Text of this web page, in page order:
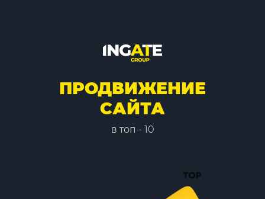
ПРОДВИЖЕНИЕ
САЙТА
в топ - 10